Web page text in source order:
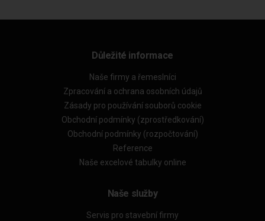
Důležité informace
Naše firmy a řemeslníci
Zpracování a ochrana osobních údajů
Zásady pro používání souborů cookie
Obchodní podmínky (zprostředkování)
Obchodní podmínky (rozpočtování)
Reference
Naše excelové tabulky online
Naše služby
Servis pro stavební firmy